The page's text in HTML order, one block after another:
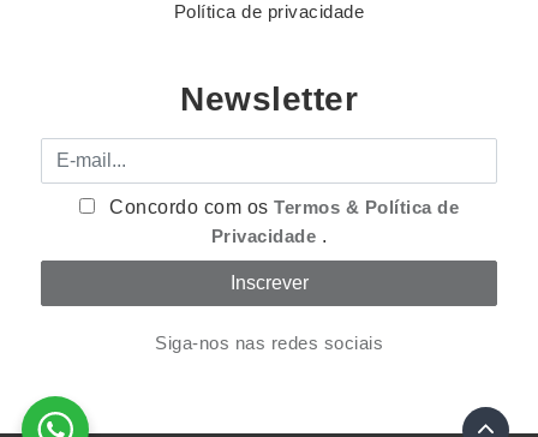
Política de privacidade
Newsletter
E-mail
Concordo com osTermos & Política de
Privacidade .
Siga-nos nas redes sociais